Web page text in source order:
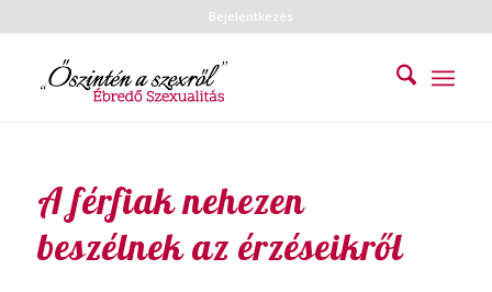
Bejelentkezés
A férfiak nehezen
beszélnek az érzéseikről